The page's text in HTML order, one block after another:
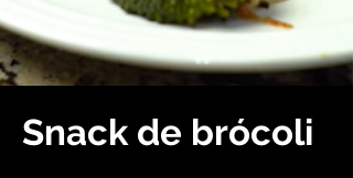
Snack de brócoli